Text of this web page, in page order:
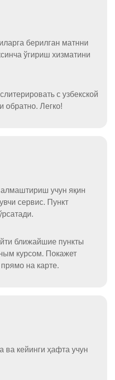
берилган матнни
ўгириш хизматини
с узбекской
обратно. Легко!
учун яқин
сервис. Пункт
ближайшие пункты
курсом. Покажет
на карте.
ва кейинги ҳафта учун